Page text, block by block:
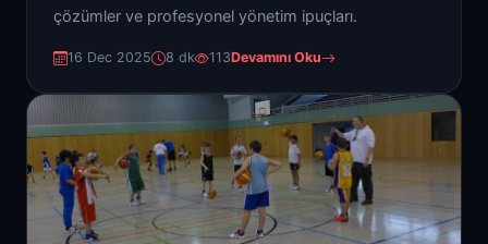
çözümler ve profesyonel yönetim ipuçları.
16 Dec 2025 8 dk 113Devamını Oku